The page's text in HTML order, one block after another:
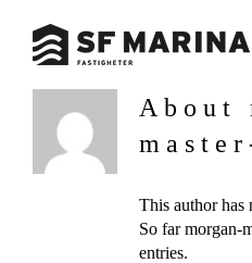
content
About
This author has
So far morgan-
entries.